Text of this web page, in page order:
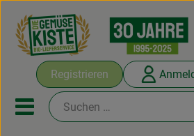
Registrieren
Mobiles Menu